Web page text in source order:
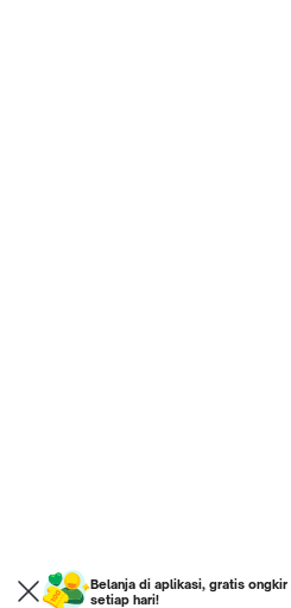
Belanja di aplikasi, gratis
setiap hari!